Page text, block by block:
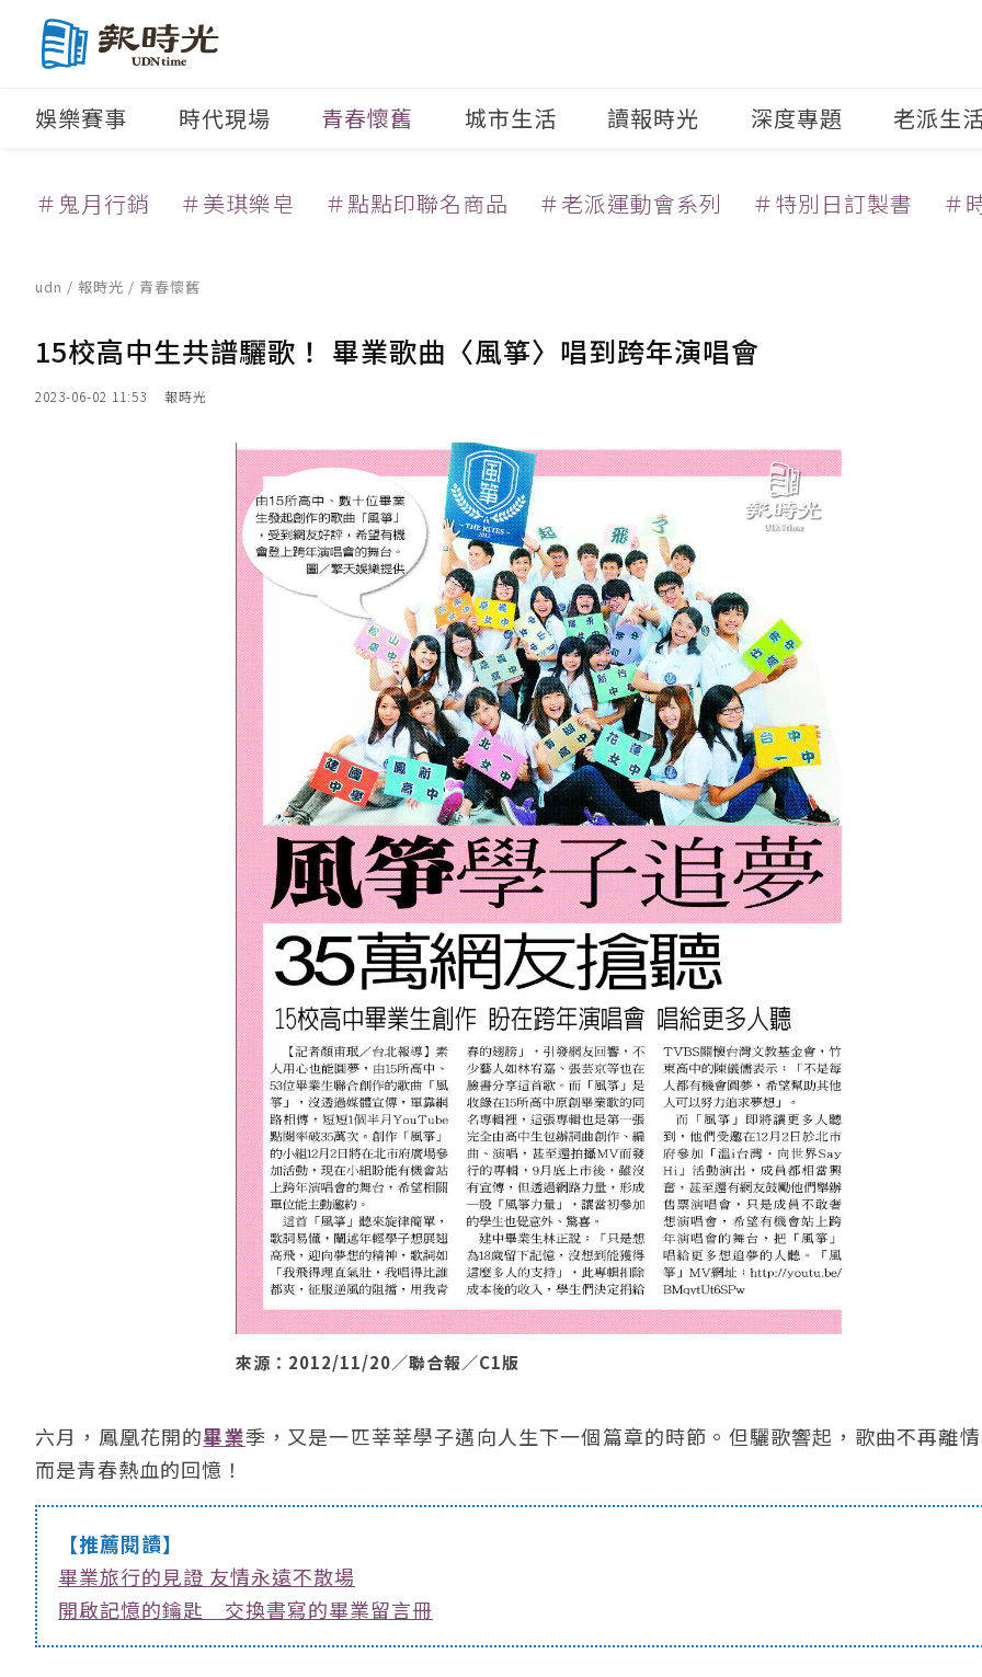
娛樂賽事 時代現場 青春懷舊 城市生活 讀報時光 深度專題 老派生
＃鬼月行銷 ＃美琪樂皂 ＃點點印聯名商品 ＃老派運動會系列 ＃特別日訂製書 ＃
udn / 報時光 / 青春懷舊
15校高中生共譜驪歌！ 畢業歌曲〈風箏〉唱到跨年演唱會
2023-06-02 11:53 報時光
來源：2012/11/20／聯合報／C1版
六月，鳳凰花開的畢業季，又是一匹莘莘學子邁向人生下一個篇章的時節。但驪歌響起，歌曲不再離情
而是青春熱血的回憶！
【推薦閱讀】
畢業旅行的見證 友情永遠不散場
開啟記憶的鑰匙 交換書寫的畢業留言冊